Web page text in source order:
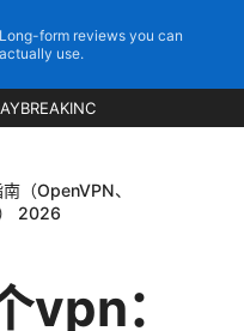
Long-form reviews you can
actually use.
（OpenVPN、
2026
vpn：